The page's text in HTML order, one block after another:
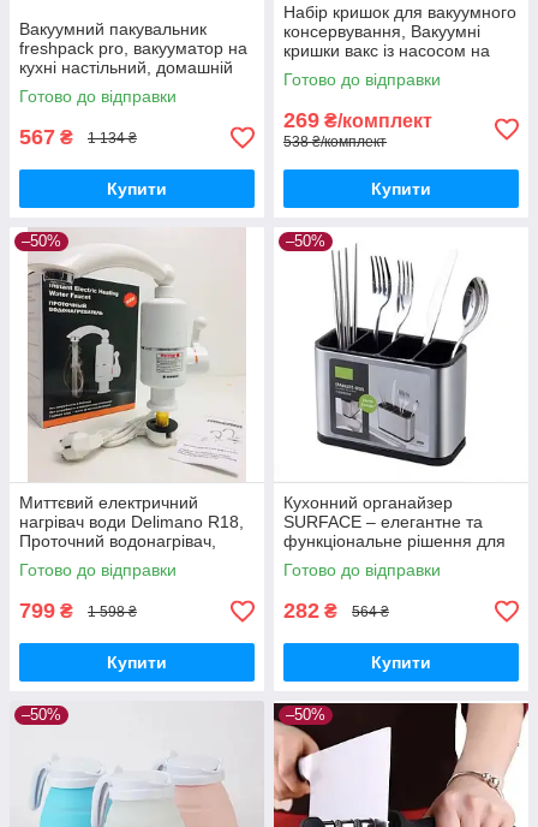
Вакуумний пакувальник
freshpack pro, вакууматор на
кухні настільний, домашній
вакууматор для продуктів,
для дому
Готово до відправки
567 ₴ 1 134 ₴
Купити
Набір кришок для вакуумного
консервування, Вакуумні
кришки вакс із насосом на
скляні банки
Готово до відправки
269 ₴/комплект
538 ₴/комплект
Купити
–50%
Миттєвий електричний
нагрівач води Delimano R18,
Проточний водонагрівач,
Змішувач з підігрівом
Готово до відправки
799 ₴ 1 598 ₴
Купити
–50%
Кухонний органайзер
SURFACE – елегантне та
функціональне рішення для
зберігання столових приборів
Готово до відправки
282 ₴ 564 ₴
Купити
–50% –50%